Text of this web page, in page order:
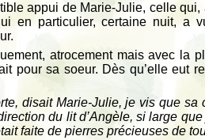
appui de Marie-Julie, celle
en particulier, certaine nuit, a
atrocement mais avec la
pour sa soeur. Dès qu’elle eut
disait Marie-Julie, je vis que
du lit d’Angèle, si large
faite de pierres précieuses de